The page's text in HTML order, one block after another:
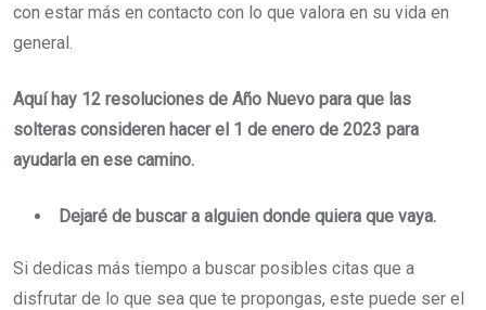
con estar más en contacto con lo que valora en su vida en
general.
Aquí hay 12 resoluciones de Año Nuevo para que las
solteras consideren hacer el 1 de enero de 2023 para
ayudarla en ese camino.
Dejaré de buscar a alguien donde quiera que vaya.
Si dedicas más tiempo a buscar posibles citas que a
disfrutar de lo que sea que te propongas, este puede ser el